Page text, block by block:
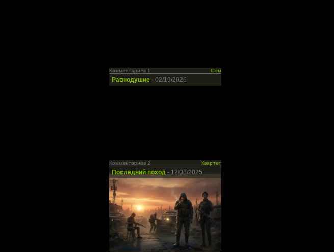
Комментариев 1 Сом
Равнодушие - 02/19/2026
Комментариев 2 Квартет
Последний поход- 12/08/2025